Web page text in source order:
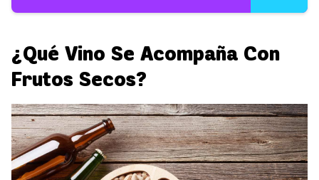
¿Qué Vino Se Acompaña Con
Frutos Secos?